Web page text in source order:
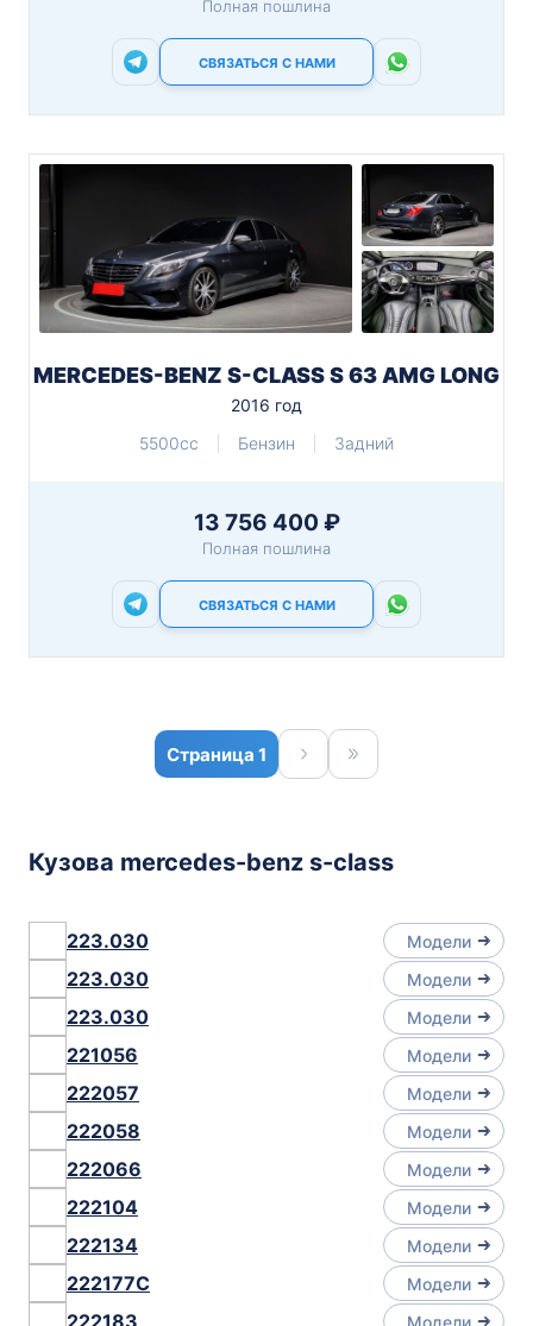
Полная пошлина
СВЯЗАТЬСЯ С НАМИ
MERCEDES-BENZ S-CLASS S 63 AMG LONG
2016 год
5500cc
Бензин Задний
13 756 400 ₽
Полная пошлина
СВЯЗАТЬСЯ С НАМИ
1
Кузова mercedes-benz s-class
223.030 Модели
223.030 Модели
223.030 Модели
221056 Модели
222057 Модели
222058 Модели
222066 Модели
222104 Модели
222134 Модели
222177C Модели
222183 Модели